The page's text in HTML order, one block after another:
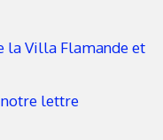
la Villa Flamande et
lettre